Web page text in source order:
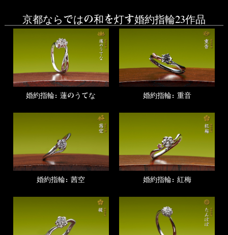
京都ならではの和を灯す婚約指輪23作品
婚約指輪：蓮のうてな 婚約指輪：重音
婚約指輪：茜空 婚約指輪：紅梅